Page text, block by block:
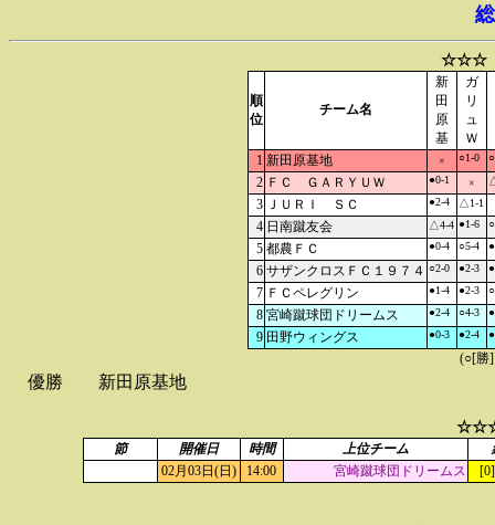
☆☆☆
順
位
チーム名
新
田
原
基
ガ
リ
ュ
Ｗ
1 新田原基地 × ○1-0
2 ＦＣ ＧＡＲＹＵＷ ●0-1 ×
3 ＪＵＲＩ ＳＣ ●2-4 △1-1
4 日南蹴友会 △4-4 ●1-6
5 都農ＦＣ ●0-4 ○5-4
6 サザンクロスＦＣ１９７４ ○2-0 ●2-3
7 ＦＣペレグリン ●1-4 ●2-3
8 宮崎蹴球団ドリームス ●2-4 ○4-3
9 田野ウィングス ●0-3 ●2-4
(○[勝
優勝 新田原基地
節 開催日 時間 上位チーム
02月03日(日)
14:00 宮崎蹴球団ドリームス